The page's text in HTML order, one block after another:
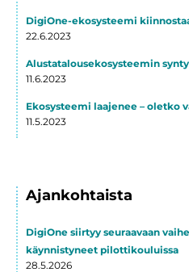
DigiOne-ekosysteemi
22.6.2023
Alustatalousekosysteemin
11.6.2023
Ekosysteemi laajenee – oletko
11.5.2023
Ajankohtaista
DigiOne siirtyy seuraavaan
käynnistyneet pilottikouluissa
28.5.2026